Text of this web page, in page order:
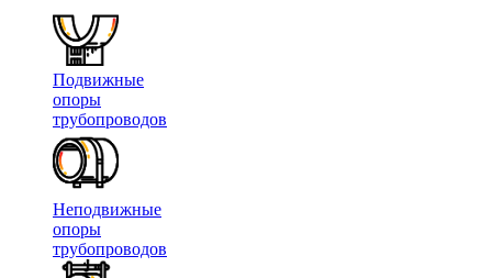
Подвижные
опоры
трубопроводов
Неподвижные
опоры
трубопроводов